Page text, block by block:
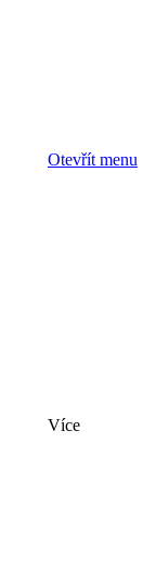
Otevřít menu
Více